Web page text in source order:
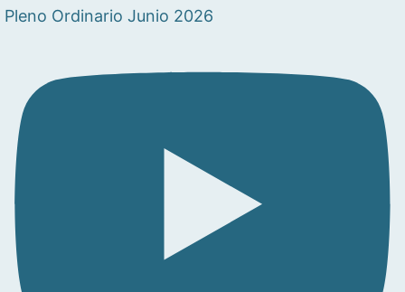
Pleno Ordinario Junio 2026